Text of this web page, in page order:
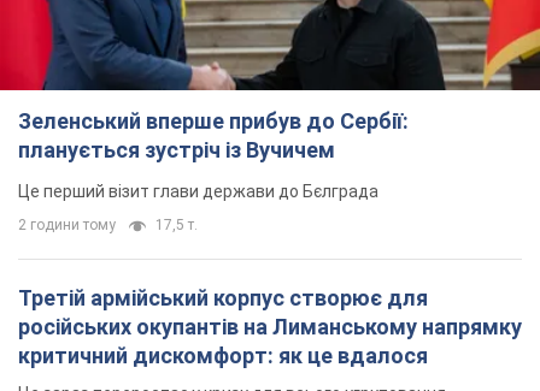
російських окупантів на Лиманському напрямку
критичний дискомфорт: як це вдалося
Це зараз переростає у кризу для всього угруповання
4 години тому 50,4 т.
В окупованій Ялті прогриміли потужні вибухи:
валить чорний дим. Фото і відео
Місто, ймовірно, опинилося під атакою дронів
8 годин тому